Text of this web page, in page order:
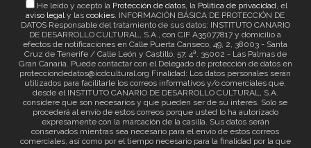
He leído y acepto la Protección de datos, la Política de privacidad, el
aviso legaly lascookies. INFORMACIÓN BÁSICA DE PROTECCIÓN DE
DATOS Responsable del tratamiento de sus datos: INSTITUTO CANARIO
DE DESARROLLO CULTURAL, S.A., con CIF A35077817 y domicilio a
efectos de notificaciones en Calle Puerta Canseco, 49, 2, 38003 - Santa
Cruz de Tenerife / Calle León y Castillo, 57, 4ª. 35002 - Las Palmas de
Gran Canaria. Puede contactar con el Delegado de protección de datos en
protecciondedatos@icdcultural.org Finalidad: Los datos personales serán
utilizados para facilitarle los correos informativos y/o comerciales que,
desde el INSTITUTO CANARIO DE DESARROLLO CULTURAL, S.A.
considere que son necesarios y que pueden ser de su interés. Solo se
procederá al envío de estos correos porque usted lo ha autorizado
expresamente con la marcación de la casilla. Sus datos serán
conservados mientras sea necesario para el envío de estos correos
comerciales, así como por el tiempo necesario para la finalidad por la que